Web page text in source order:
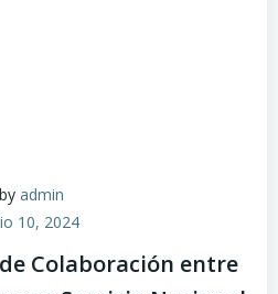
by admin
10, 2024
Colaboración entre